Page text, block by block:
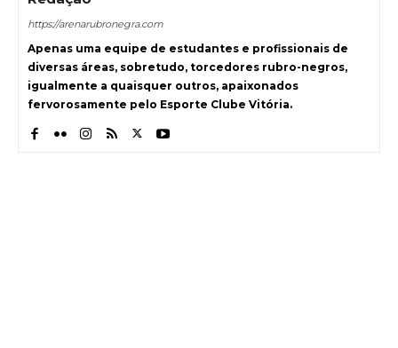
https://arenarubronegra.com
Apenas uma equipe de estudantes e profissionais de
diversas áreas, sobretudo, torcedores rubro-negros,
igualmente a quaisquer outros, apaixonados
fervorosamente pelo Esporte Clube Vitória.